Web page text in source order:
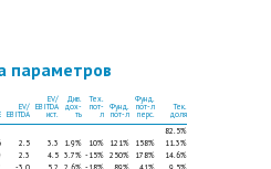
EV/
EBITDA
EV/
EBITDA
ист.
Див.
дох-
ть
Тех.
пот-
л
Фунд.
пот-л
Фунд.
пот-л
перс.
Тек.
доля
82.5%
2.5 3.3 1.9% 10% 121% 158%
11.3%
2.3 4.5 3.7% -15% 250% 178%
14.6%
параметров